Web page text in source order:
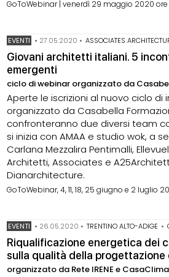
GoToWebinar | venerdì 29 maggio 2020 ore
EVENTI • 27.05.2020 • ASSOCIATES
Giovani architetti italiani. 5
emergenti
ciclo di webinar organizzato da
Aperte le iscrizioni al nuovo ciclo di
organizzato da Casabella
confronteranno due diversi team
si inizia con AMAA e studio wok, a
Carlana Mezzalira Pentimalli,
Architetti, Associates e
Dianarchitecture.
GoToWebinar, 4, 11, 18, 25 giugno e 2 luglio
EVENTI • 26.05.2020 • TRENTINO ALTO-ADIGE •
Riqualificazione energetica dei
sulla qualità della progettazione
organizzato da Rete IRENE e